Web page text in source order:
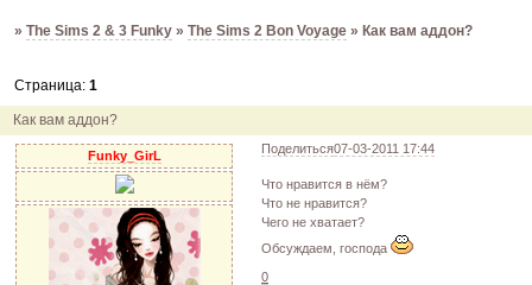
03.10.11
инфо
город из GTA VC в игре TS3
12.04.11
04.04.11
акция
04.04.11
акция акция "Downloads"
»The Sims 2 & 3 Funky »The Sims 2 Bon Voyage » Как вам аддон?
Как вам аддон?
Страница:1
Поделиться07-03-2011 17:44
Funky_GirL
Что нравится в нём?
Что не нравится?
Чего не хватает?
Обсуждаем, господа
0